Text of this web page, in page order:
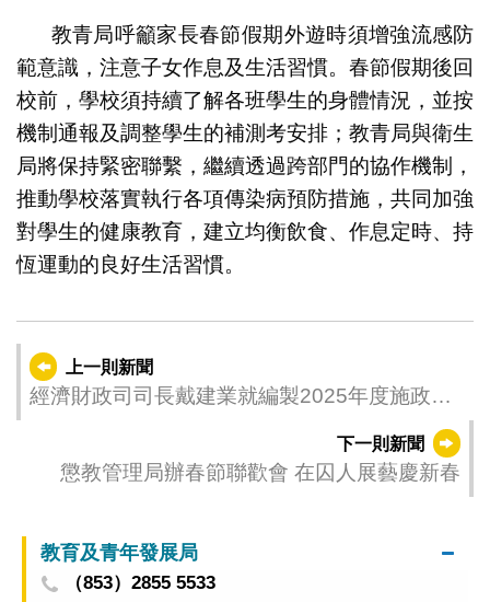
教青局呼籲家長春節假期外遊時須增強流感防
範意識，注意子女作息及生活習慣。春節假期後回
校前，學校須持續了解各班學生的身體情況，並按
機制通報及調整學生的補測考安排；教青局與衛生
局將保持緊密聯繫，繼續透過跨部門的協作機制，
推動學校落實執行各項傳染病預防措施，共同加強
對學生的健康教育，建立均衡飲食、作息定時、持
恆運動的良好生活習慣。
上一則新聞
經濟財政司司長戴建業就編製2025年度施政方
下一則新聞
懲教管理局辦春節聯歡會 在囚人展藝慶新春
教育及青年發展局
（853）2855 5533